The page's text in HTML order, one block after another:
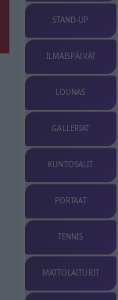
STAND-UP
ILMAISPÄIVÄT
LOUNAS
GALLERIAT
KUNTOSALIT
PORTAAT
TENNIS
MATTOLAITURIT